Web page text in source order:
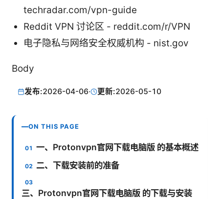
techradar.com/vpn-guide
Reddit VPN 讨论区 - reddit.com/r/VPN
电子隐私与网络安全权威机构 - nist.gov
Body
发布:2026-04-06· 更新:2026-05-10
ON THIS PAGE
一、Protonvpn官网下载电脑版 的基本概述
二、下载安装前的准备
三、Protonvpn官网下载电脑版 的下载与安装